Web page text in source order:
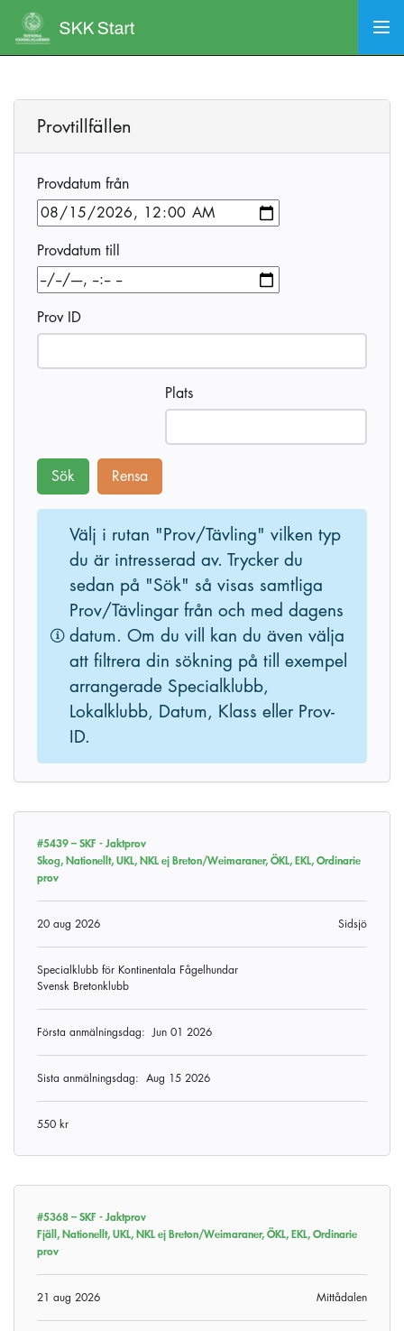
Provtillfällen
Provdatum från
Provdatum till
Prov ID
Plats
Sök Rensa
Välj i rutan "Prov/Tävling" vilken typ
du är intresserad av. Trycker du
sedan på "Sök" så visas samtliga
Prov/Tävlingar från och med dagens
datum. Om du vill kan du även välja
att filtrera din sökning på till exempel
arrangerade Specialklubb,
Lokalklubb, Datum, Klass eller Prov-
ID.
#5439 –SKF - Jaktprov
Skog, Nationellt, UKL, NKL ej Breton/Weimaraner, ÖKL, EKL, Ordinarie
prov
20 aug 2026 Sidsjö
Specialklubb för Kontinentala Fågelhundar
Svensk Bretonklubb
Första anmälningsdag:Jun 01 2026
Sista anmälningsdag: Aug 15 2026
550 kr
#5368 –SKF - Jaktprov
Fjäll, Nationellt, UKL, NKL ej Breton/Weimaraner, ÖKL, EKL, Ordinarie
prov
21 aug 2026 Mittådalen